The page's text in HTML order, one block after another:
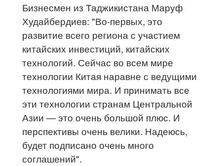
Бизнесмен из Таджикистана Маруф
Худайбердиев: "Во-первых, это
развитие всего региона с участием
китайских инвестиций, китайских
технологий. Сейчас во всем мире
технологии Китая наравне с ведущими
технологиями мира. И принимать все
эти технологии странам Центральной
Азии — это очень большой плюс. И
перспективы очень велики. Надеюсь,
будет подписано очень много
соглашений".